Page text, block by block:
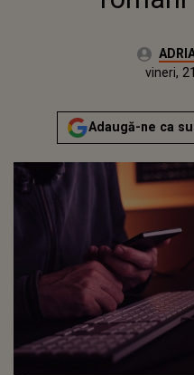
Autor:
vineri,
Adaugă-ne ca